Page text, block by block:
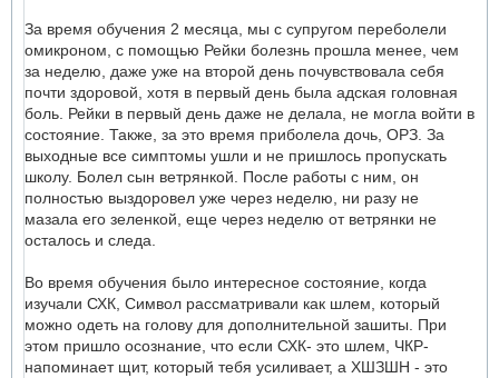
За время обучения 2 месяца, мы с супругом переболели
омикроном, с помощью Рейки болезнь прошла менее, чем
за неделю, даже уже на второй день почувствовала себя
почти здоровой, хотя в первый день была адская головная
боль. Рейки в первый день даже не делала, не могла войти в
состояние. Также, за это время приболела дочь, ОРЗ. За
выходные все симптомы ушли и не пришлось пропускать
школу. Болел сын ветрянкой. После работы с ним, он
полностью выздоровел уже через неделю, ни разу не
мазала его зеленкой, еще через неделю от ветрянки не
осталось и следа.
Во время обучения было интересное состояние, когда
изучали СХК, Символ рассматривали как шлем, который
можно одеть на голову для дополнительной зашиты. При
этом пришло осознание, что если СХК- это шлем, ЧКР-
напоминает щит, который тебя усиливает, а ХШЗШН - это